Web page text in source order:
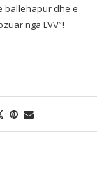
ballëhapur dhe e
nga LVV”!